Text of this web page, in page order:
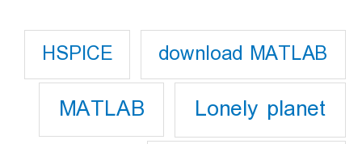
download MATLAB
HSPICE
Lonely planet
MATLAB